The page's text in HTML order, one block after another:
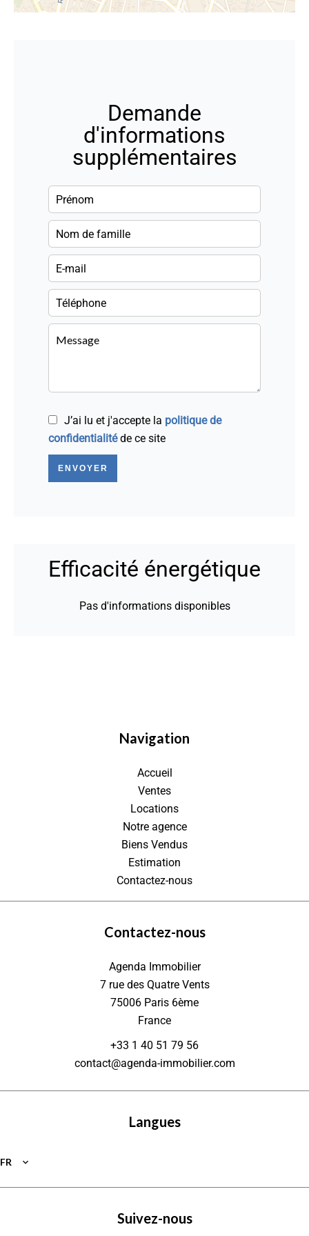
Demande
d'informations
supplémentaires
J’ai lu et j'accepte la politique de
confidentialitéde ce site
ENVOYER
Efficacité énergétique
Pas d'informations disponibles
Navigation
Accueil
Ventes
Locations
Notre agence
Biens Vendus
Estimation
Contactez-nous
Contactez-nous
Agenda Immobilier
7 rue des Quatre Vents
75006 Paris 6ème
France
+33 1 40 51 79 56
contact@agenda-immobilier.com
Langues
FR
Suivez-nous